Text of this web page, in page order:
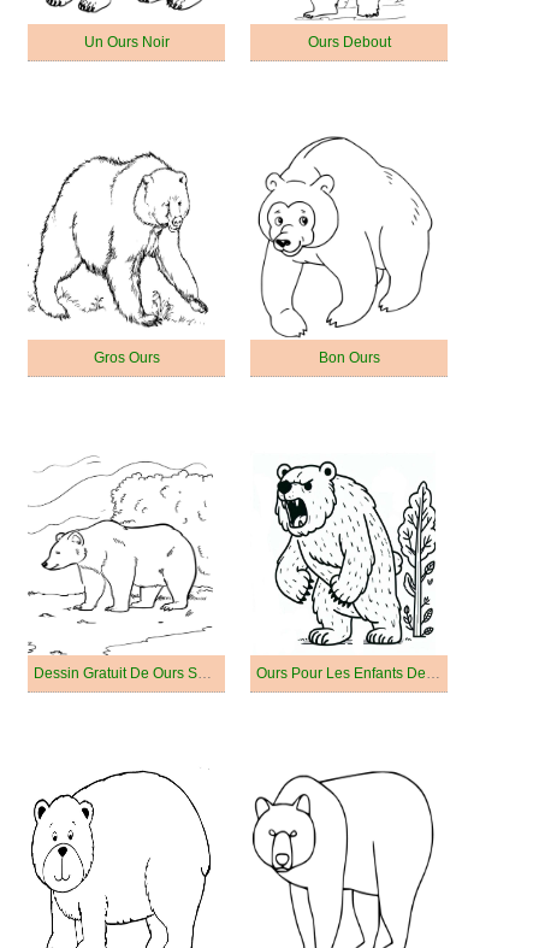
Un Ours Noir Ours Debout
Gros Ours Bon Ours
Dessin Gratuit De Ours Souriant Ours Pour Les Enfants De 4 An